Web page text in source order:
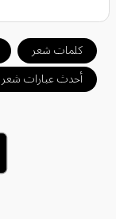
كلمات شعر
أحدث عبارات شعر